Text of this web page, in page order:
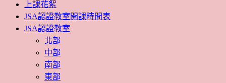
上課花絮
JSA認證教室開課時間表
JSA認證教室
北部
中部
南部
東部